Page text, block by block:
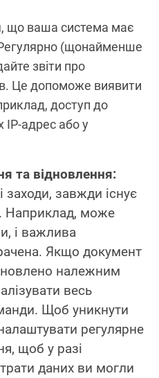
що ваша система має
Регулярно (щонайменше
звіти про
Це допоможе виявити
доступ до
IP-адрес або у
та відновлення:
заходи, завжди існує
Наприклад, може
і важлива
Якщо документ
належним
весь
Щоб уникнути
регулярне
щоб у разі
даних ви могли